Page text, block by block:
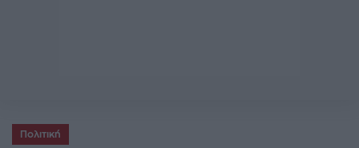
Πολιτική